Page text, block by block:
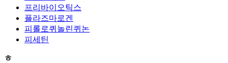
프리바이오틱스
플라즈마로겐
피롤로퀴놀린퀴논
피세틴
ㅎ